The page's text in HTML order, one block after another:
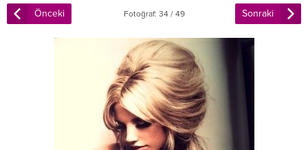
Önceki Fotoğraf: 34 / 49 Sonraki